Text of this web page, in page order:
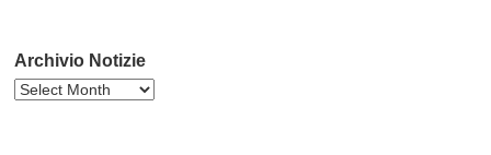
Archivio Notizie
Archivio